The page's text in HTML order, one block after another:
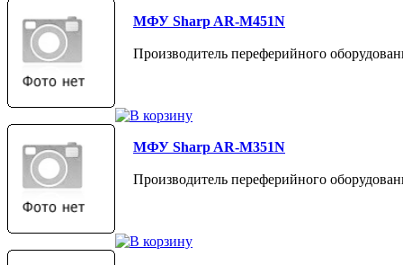
МФУ Sharp AR-M451N
Производитель переферийного
МФУ Sharp AR-M351N
Производитель переферийного